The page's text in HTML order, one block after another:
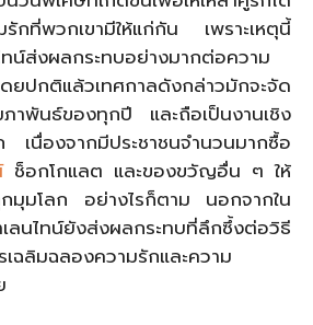
รักที่พวกเขามีให้แก่กัน เพราะเหตุนี้
ทน์ส่งผลกระทบอย่างมากต่อความ
ยปกติแล้วเทศกาลดังกล่าวมักจะจัด
พันธ์ของทุกปี และถือเป็นงานเชิง
นื่องจากมีประชาชนจำนวนมากซื้อ
ช็อกโกแลต และของขวัญอื่น ๆ ให้
มุมโลก อย่างไรก็ตาม นอกจากใน
ลนไทน์ยังส่งผลกระทบที่ลึกซึ้งต่อวิธี
เฉลิมฉลองความรักและความ